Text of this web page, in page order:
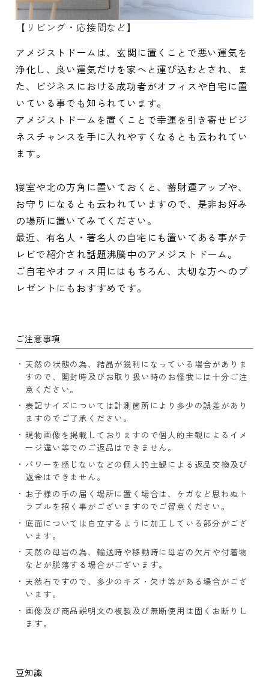
【リビング・応接間など】
アメジストドームは、玄関に置くことで悪い運気を
浄化し、良い運気だけを家へと運び込むとされ、ま
た、ビジネスにおける成功者がオフィスや自宅に置
いている事でも知られています。
アメジストドームを置くことで幸運を引き寄せビジ
ネスチャンスを手に入れやすくなるとも云われてい
ます。
寝室や北の方角に置いておくと、蓄財運アップや、
お守りになるとも云われていますので、是非お好み
の場所に置いてみてください。
最近、有名人・著名人の自宅にも置いてある事がテ
レビで紹介され話題沸騰中のアメジストドーム。
ご自宅やオフィス用にはもちろん、大切な方へのプ
レゼントにもおすすめです。
ご注意事項
天然の状態の為、結晶が鋭利になっている場合がありま
すので、開封時及びお取り扱い時のお怪我には十分ご注
意ください。
表記サイズについては計測箇所により多少の誤差があり
ますのでご了承ください。
現物画像を掲載しておりますので個人的主観によるイメ
ージ違い等でのご返品はできません。
パワーを感じないなどの個人的主観による返品交換及び
返金はできません。
お子様の手の届く場所に置く場合は、ケガなど思わぬト
ラブルを招く事がございますのでご留意ください。
底面については自立するように加工している部分がござ
います。
天然の母岩の為、輸送時や移動時に母岩の欠片や付着物
などが脱落する場合がございます。
天然石ですので、多少のキズ・欠け等がある場合がござ
います。
画像及び商品説明文の複製及び無断使用は固くお断りし
ます。
豆知識